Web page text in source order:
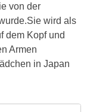
von der
wird als
dem Kopf und
Armen
in Japan